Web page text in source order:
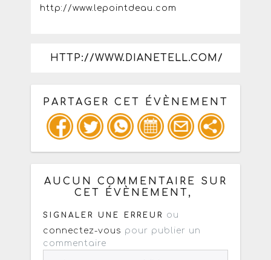
http://www.lepointdeau.com
HTTP://WWW.DIANETELL.COM/
PARTAGER CET ÉVÈNEMENT
Copiez les infos ci-dessous pour un
: mail / forum / réseau social
AUCUN COMMENTAIRE SUR
CET ÉVÈNEMENT,
SIGNALER UNE ERREUR
ou
connectez-vous pour publier un
commentaire